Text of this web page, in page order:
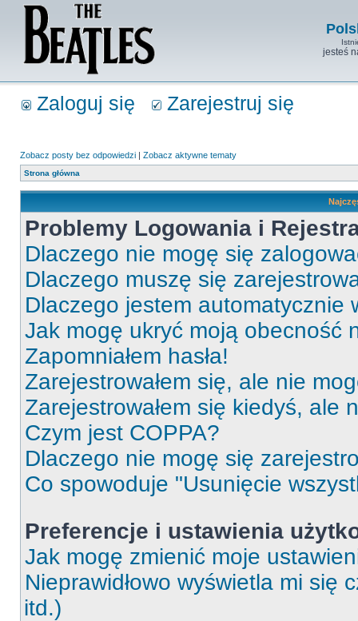
jesteś
Zaloguj się Zarejestruj się
Zobacz posty bez odpowiedzi | Zobacz aktywne tematy
Strona główna
Problemy Logowania i
Dlaczego nie mogę się
Dlaczego muszę się
Dlaczego jestem automatycznie
Jak mogę ukryć moją obecność
Zapomniałem hasła!
Zarejestrowałem się, ale nie
Zarejestrowałem się kiedyś, ale
Czym jest COPPA?
Dlaczego nie mogę się
Co spowoduje "Usunięcie
Preferencje i ustawienia
Jak mogę zmienić moje
Nieprawidłowo wyświetla mi się
itd.)